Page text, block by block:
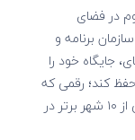
سوم در فضای
برنامه و
رشد اقتصای، جایگاه خود را
کند؛ رقمی که
از میانگین کشوری بالاتر است. شهر تبریز یکی از ۱۰ شهر برتر در